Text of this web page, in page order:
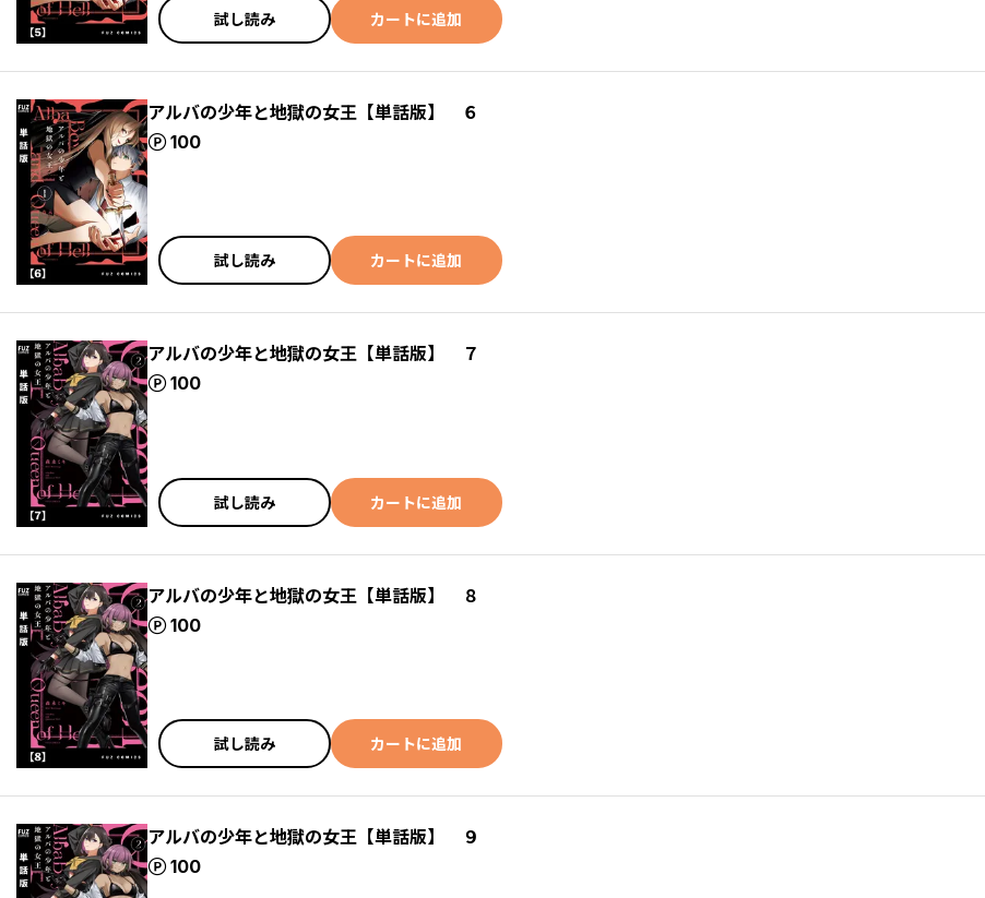
試し読み カートに追加
アルバの少年と地獄の女王【単話版】 ６
100
ポイント
試し読み カートに追加
アルバの少年と地獄の女王【単話版】 ７
100
ポイント
試し読み カートに追加
アルバの少年と地獄の女王【単話版】 ８
100
ポイント
試し読み カートに追加
アルバの少年と地獄の女王【単話版】 ９
100
ポイント